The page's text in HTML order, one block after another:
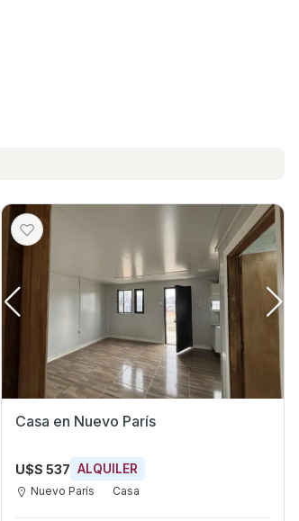
Casa en Nuevo París
U$S 537 ALQUILER
Nuevo París Casa